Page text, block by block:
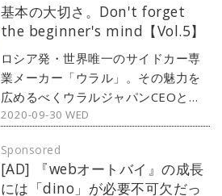
基本の大切さ。Don't forget
the beginner's mind【Vol.5】
ロシア発・世界唯一のサイドカー専
業メーカー「ウラル」。その魅力を
広めるべくウラルジャパンCEOとし
て活躍するブラド氏は、理想を実現
その成功の影には、ブラド氏が生涯
を通して嗜む「武術」があった。
2020-09-30 WED
[AD] 『webオートバイ』の成長
には「dino」が必要不可欠だっ
Sponsored